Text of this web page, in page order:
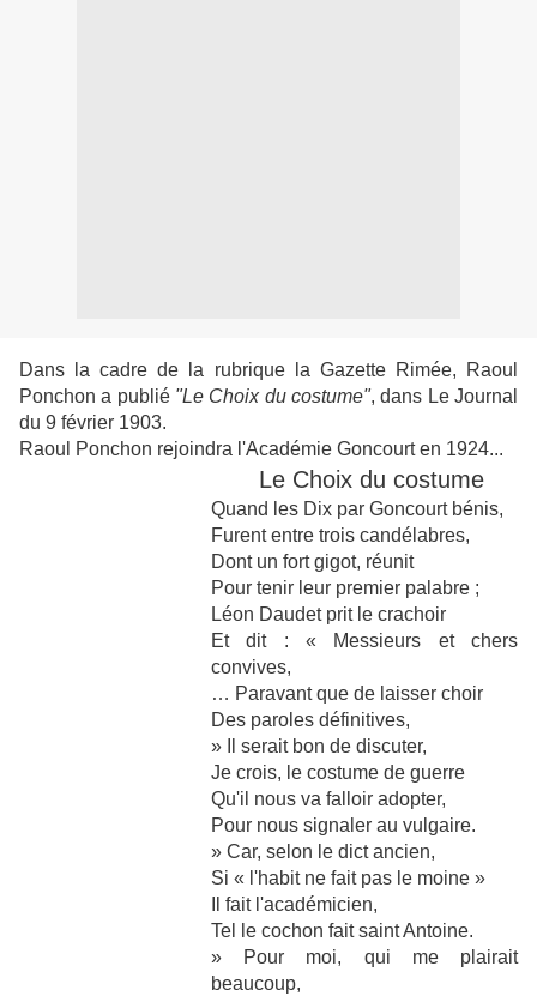
Dans la cadre de la rubrique la Gazette Rimée, Raoul
Ponchon a publié "Le Choix du costume", dans Le Journal
du 9 février 1903.
Raoul Ponchon rejoindra l'Académie Goncourt en 1924...
Le Choix du costume
Quand les Dix par Goncourt bénis,
Furent entre trois candélabres,
Dont un fort gigot, réunit
Pour tenir leur premier palabre ;
Léon Daudet prit le crachoir
Et dit : « Messieurs et chers
convives,
… Paravant que de laisser choir
Des paroles définitives,
» Il serait bon de discuter,
Je crois, le costume de guerre
Qu'il nous va falloir adopter,
Pour nous signaler au vulgaire.
» Car, selon le dict ancien,
Si « l'habit ne fait pas le moine »
Il fait l'académicien,
Tel le cochon fait saint Antoine.
» Pour moi, qui me plairait
beaucoup,